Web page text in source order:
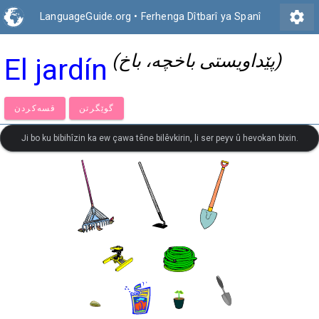
LanguageGuide.org • Ferhenga Dîtbarî ya Spanî settings
El jardín (پێداویستی باخچە، باخ)
قسەكردن گوێگرتن
Ji bo ku bibihîzin ka ew çawa têne bilêvkirin, li ser peyv û hevokan bixin.